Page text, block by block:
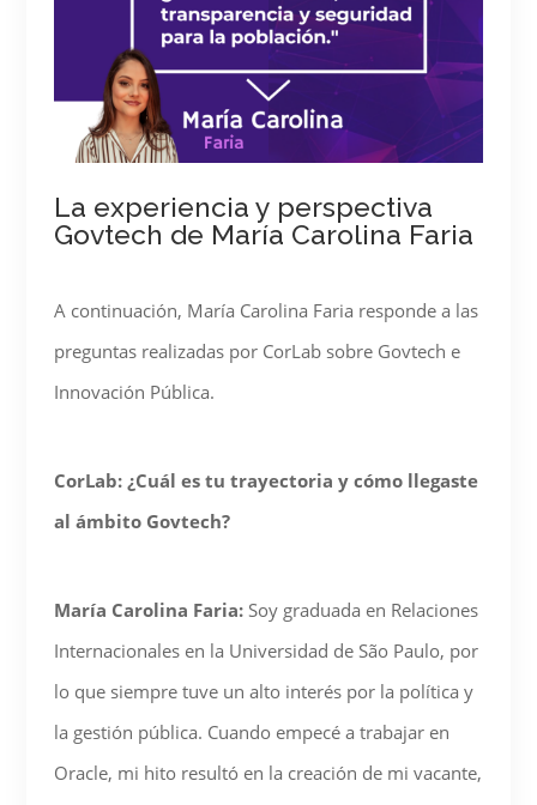
La experiencia y perspectiva
Govtech de María Carolina Faria
A continuación, María Carolina Faria responde a las
preguntas realizadas por CorLab sobre Govtech e
Innovación Pública.
CorLab: ¿Cuál es tu trayectoria y cómo llegaste
al ámbito Govtech?
María Carolina Faria:Soy graduada en Relaciones
Internacionales en la Universidad de São Paulo, por
lo que siempre tuve un alto interés por la política y
la gestión pública. Cuando empecé a trabajar en
Oracle, mi hito resultó en la creación de mi vacante,